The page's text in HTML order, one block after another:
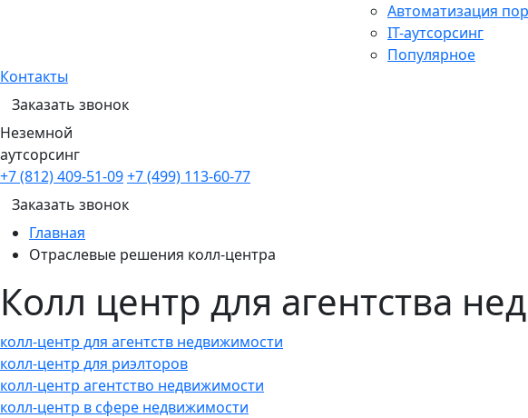
Автоматизация
IT-аутсорсинг
Популярное
Контакты
Заказать звонок
Неземной
аутсорсинг
+7 (812) 409-51-09+7 (499) 113-60-77
Заказать звонок
Главная
Отраслевые решения колл-центра
Колл центр для агентства
колл-центр для агентств недвижимости
колл-центр для риэлторов
колл-центр агентство недвижимости
колл-центр в сфере недвижимости